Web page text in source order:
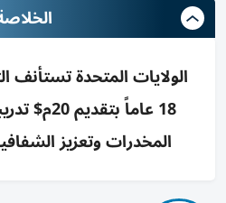
الولايات المتحدة تستأنف
18 عاماً
المخدرات وتعزيز